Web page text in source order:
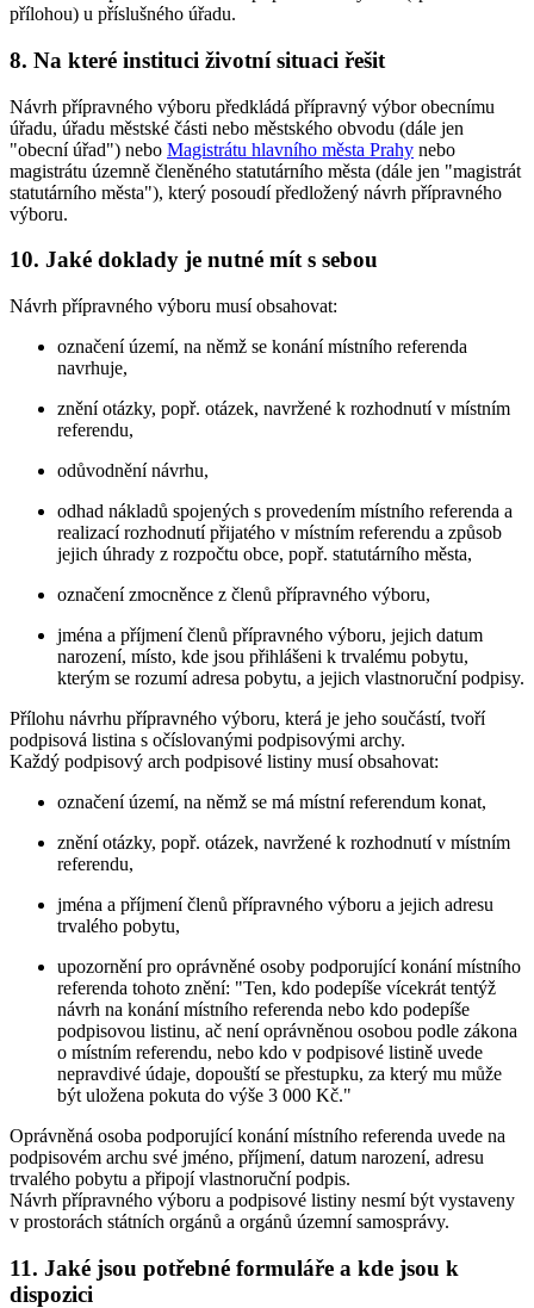
přílohou) u příslušného úřadu.
8. Na které instituci životní situaci řešit
Návrh přípravného výboru předkládá přípravný výbor obecnímu
úřadu, úřadu městské části nebo městského obvodu (dále jen
"obecní úřad") nebo Magistrátu hlavního města Prahy nebo
magistrátu územně členěného statutárního města (dále jen "magistrát
statutárního města"), který posoudí předložený návrh přípravného
výboru.
10. Jaké doklady je nutné mít s sebou
Návrh přípravného výboru musí obsahovat:
označení území, na němž se konání místního referenda
navrhuje,
znění otázky, popř. otázek, navržené k rozhodnutí v místním
referendu,
odůvodnění návrhu,
odhad nákladů spojených s provedením místního referenda a
realizací rozhodnutí přijatého v místním referendu a způsob
jejich úhrady z rozpočtu obce, popř. statutárního města,
označení zmocněnce z členů přípravného výboru,
jména a příjmení členů přípravného výboru, jejich datum
narození, místo, kde jsou přihlášeni k trvalému pobytu,
kterým se rozumí adresa pobytu, a jejich vlastnoruční podpisy.
Přílohu návrhu přípravného výboru, která je jeho součástí, tvoří
podpisová listina s očíslovanými podpisovými archy.
Každý podpisový arch podpisové listiny musí obsahovat:
označení území, na němž se má místní referendum konat,
znění otázky, popř. otázek, navržené k rozhodnutí v místním
referendu,
jména a příjmení členů přípravného výboru a jejich adresu
trvalého pobytu,
upozornění pro oprávněné osoby podporující konání místního
referenda tohoto znění: "Ten, kdo podepíše vícekrát tentýž
návrh na konání místního referenda nebo kdo podepíše
podpisovou listinu, ač není oprávněnou osobou podle zákona
o místním referendu, nebo kdo v podpisové listině uvede
nepravdivé údaje, dopouští se přestupku, za který mu může
být uložena pokuta do výše 3 000 Kč."
Oprávněná osoba podporující konání místního referenda uvede na
podpisovém archu své jméno, příjmení, datum narození, adresu
trvalého pobytu a připojí vlastnoruční podpis.
Návrh přípravného výboru a podpisové listiny nesmí být vystaveny
v prostorách státních orgánů a orgánů územní samosprávy.
11. Jaké jsou potřebné formuláře a kde jsou k
dispozici